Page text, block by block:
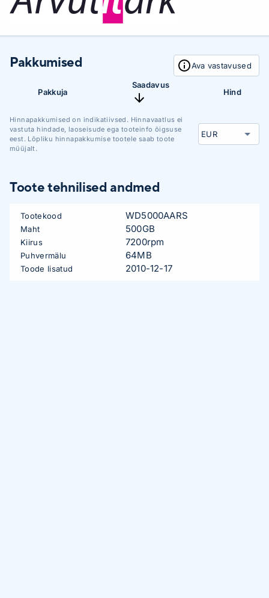
Pakkumised Ava vastavused
Pakkuja
Saadavus
Hind
Hinnapakkumised on indikatiivsed. Hinnavaatlus ei
vastuta hindade, laoseisude ega tooteinfo õigsuse
eest. Lõpliku hinnapakkumise tootele saab toote
müüjalt.
Toote tehnilised andmed
Tootekood WD5000AARS
Maht 500GB
Kiirus 7200rpm
Puhvermälu 64MB
Toode lisatud 2010-12-17